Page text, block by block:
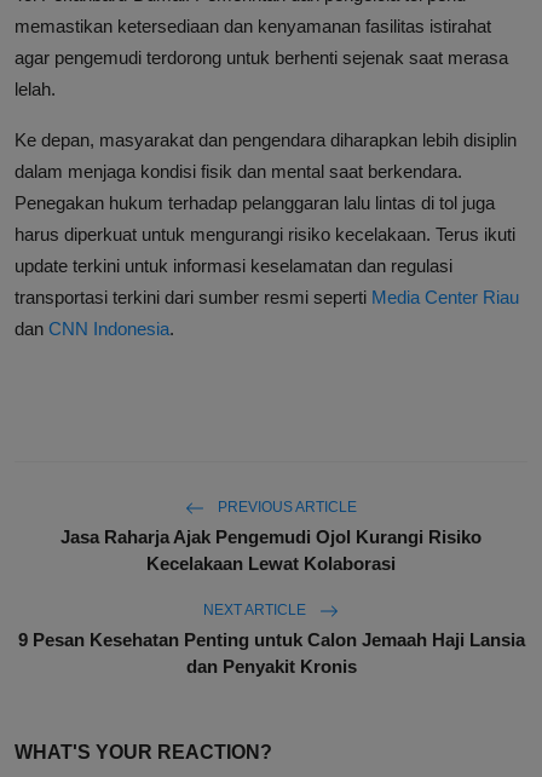
memastikan ketersediaan dan kenyamanan fasilitas istirahat
agar pengemudi terdorong untuk berhenti sejenak saat merasa
lelah.
Ke depan, masyarakat dan pengendara diharapkan lebih disiplin
dalam menjaga kondisi fisik dan mental saat berkendara.
Penegakan hukum terhadap pelanggaran lalu lintas di tol juga
harus diperkuat untuk mengurangi risiko kecelakaan. Terus ikuti
update terkini untuk informasi keselamatan dan regulasi
transportasi terkini dari sumber resmi seperti Media Center Riau
dan CNN Indonesia.
PREVIOUS ARTICLE
Jasa Raharja Ajak Pengemudi Ojol Kurangi Risiko
Kecelakaan Lewat Kolaborasi
NEXT ARTICLE
9 Pesan Kesehatan Penting untuk Calon Jemaah Haji Lansia
dan Penyakit Kronis
WHAT'S YOUR REACTION?